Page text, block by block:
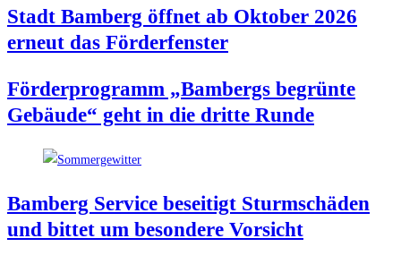
Stadt Bam­berg öff­net ab Okto­ber 2026
erneut das Förderfenster
För­der­pro­gramm „Bam­bergs begrün­te
Gebäu­de“ geht in die drit­te Runde
Bam­berg Ser­vice besei­tigt Sturm­schä­den
und bit­tet um beson­de­re Vorsicht